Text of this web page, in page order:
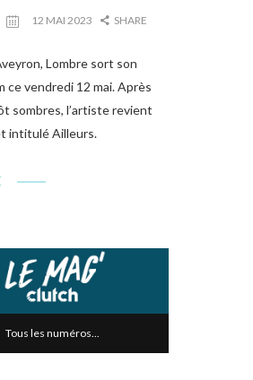
12 MAI 2023 SHARE
Lombre sort son
ce vendredi 12 mai. Après
sombres, l’artiste revient
intitulé Ailleurs.
Tous les numéros...